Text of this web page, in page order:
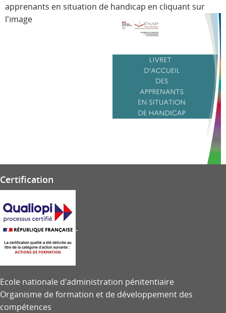
apprenants en situation de handicap en cliquant sur
l'image
Certification
Ecole nationale d'administration pénitentiaire
Organisme de formation et de développement des
compétences